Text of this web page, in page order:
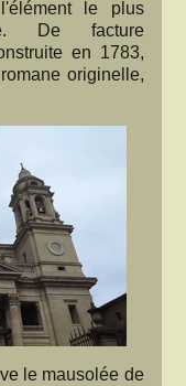
le plus
De facture
en 1783,
originelle,
le mausolée de